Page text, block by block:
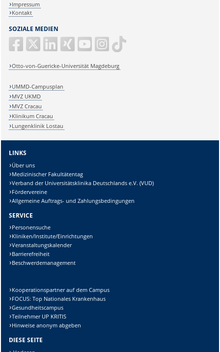
SOZIALE MEDIEN
Otto-von-Guericke-Universität Magdeburg
Impressum
Kontakt
UMMD-Campusplan
MVZ UKMD
MVZ Cracau
Klinikum Cracau
Lungenklinik Lostau
LINKS
Über uns
Medizinischer Fakultätentag
Verband der Universitätsklinika Deutschlands e.V. (VUD)
Fördervereine
Allgemeine Auftrags- und Zahlungsbedingungen
SERVICE
Personensuche
Kliniken/Institute/Einrichtungen
Veranstaltungskalender
Barrierefreiheit
Beschwerdemanagement
Kooperationspartner auf dem Campus
FOCUS: Top Nationales Krankenhaus
Gesundheitscampus
Teilnehmer UP KRITIS
Hinweise anonym abgeben
DIESE SEITE